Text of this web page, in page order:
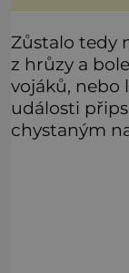
Zůstalo tedy
z hrůzy a
vojáků, nebo
události
chystaným